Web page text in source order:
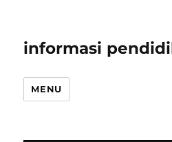
informasi
MENU